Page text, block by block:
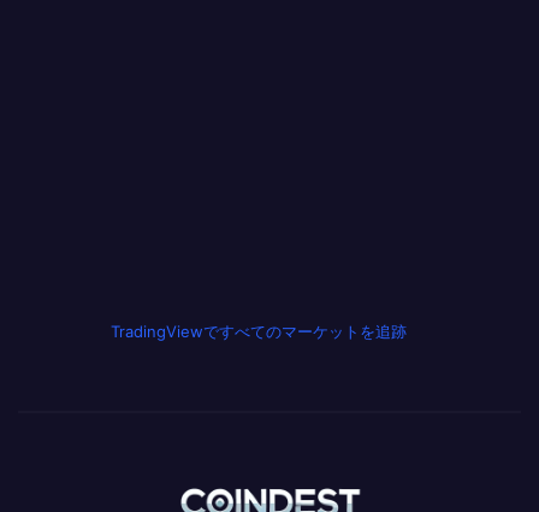
TradingViewですべてのマーケットを追跡